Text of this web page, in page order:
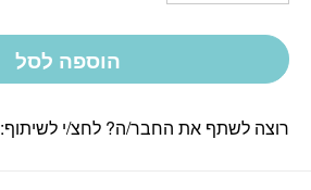
הוספה לסל
רוצה לשתף את החבר/ה? לחצ/י לשיתוף: